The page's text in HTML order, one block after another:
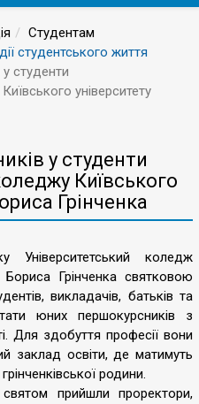
Студентам
студентського життя
студенти
університету
у студенти
Київського
Грінченка
Університетський коледж
Бориса Грінченка святковою
викладачів, батьків та
юних першокурсників з
Для здобуття професії вони
заклад освіти, де матимуть
родини.
святом прийшли проректори,